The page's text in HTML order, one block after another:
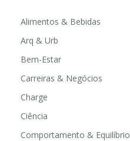
Alimentos & Bebidas
Arq & Urb
Bem-Estar
Carreiras & Negócios
Charge
Ciência
Comportamento & Equilíbrio